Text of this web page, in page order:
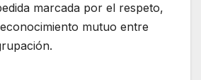
marcada por el respeto,
mutuo entre